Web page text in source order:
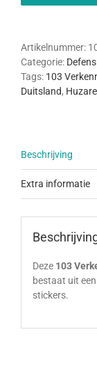
-
Artikelnummer:
Categorie:
Tags: 103
Duitsland,
Beschrijving
Extra informatie
Deze 103
bestaat uit
stickers.